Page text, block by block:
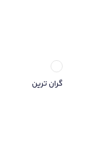
گران ترین